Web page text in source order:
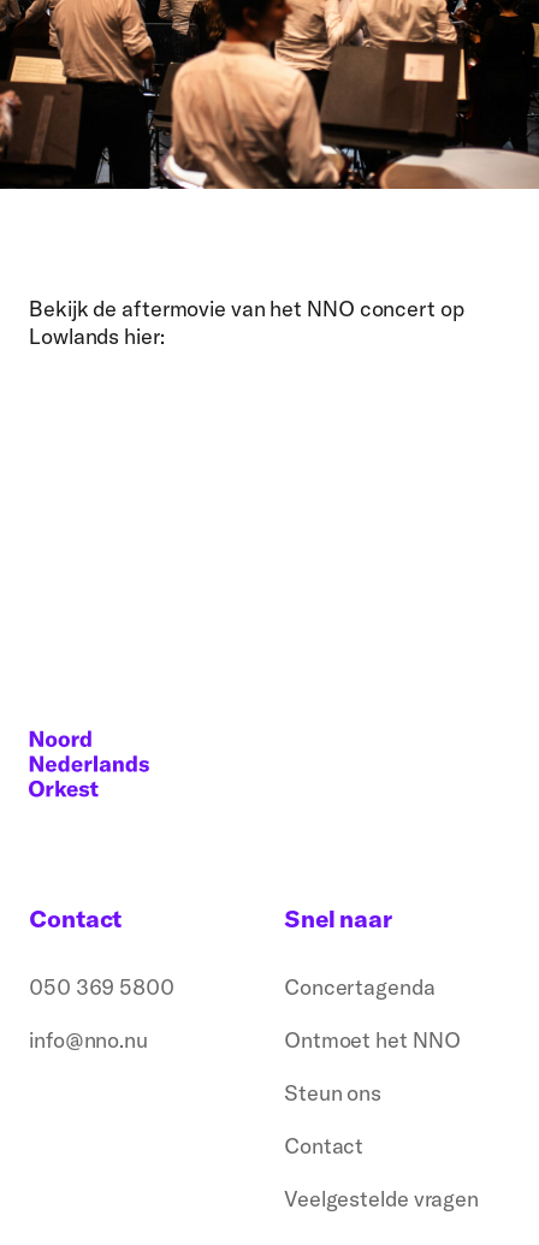
Bekijk de aftermovie van het NNO concert op
Lowlands hier:
Contact
050 369 5800
info@nno.nu
Snel naar
Concertagenda
Ontmoet het NNO
Steun ons
Contact
Veelgestelde vragen